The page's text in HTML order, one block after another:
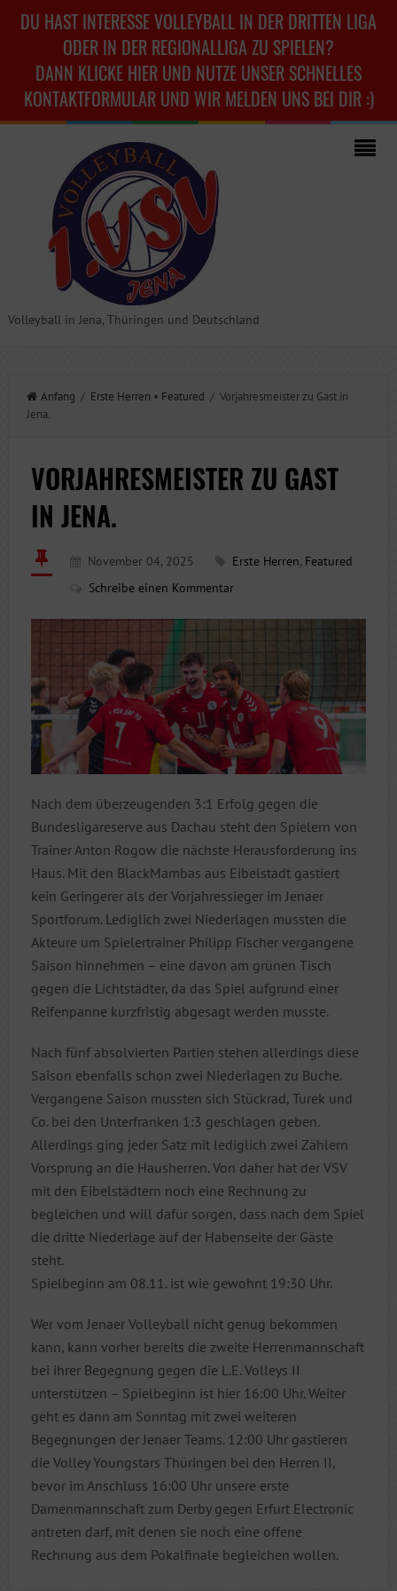
DU HAST INTERESSE VOLLEYBALL IN DER DRITTEN LIGA
ODER IN DER REGIONALLIGA ZU SPIELEN?
DANN KLICKE HIER UND NUTZE UNSER SCHNELLES
KONTAKTFORMULAR UND WIR MELDEN UNS BEI DIR :)
Volleyball in Jena, Thüringen und Deutschland
Anfang / Erste Herren • Featured / Vorjahresmeister zu Gast in
Jena.
VORJAHRESMEISTER ZU GAST
IN JENA.
November 04, 2025 Erste Herren, Featured
Schreibe einen Kommentar
Nach dem überzeugenden 3:1 Erfolg gegen die
Bundesligareserve aus Dachau steht den Spielern von
Trainer Anton Rogow die nächste Herausforderung ins
Haus. Mit den BlackMambas aus Eibelstadt gastiert
kein Geringerer als der Vorjahressieger im Jenaer
Sportforum. Lediglich zwei Niederlagen mussten die
Akteure um Spielertrainer Philipp Fischer vergangene
Saison hinnehmen – eine davon am grünen Tisch
gegen die Lichtstädter, da das Spiel aufgrund einer
Reifenpanne kurzfristig abgesagt werden musste.
Nach fünf absolvierten Partien stehen allerdings diese
Saison ebenfalls schon zwei Niederlagen zu Buche.
Vergangene Saison mussten sich Stückrad, Turek und
Co. bei den Unterfranken 1:3 geschlagen geben.
Allerdings ging jeder Satz mit lediglich zwei Zählern
Vorsprung an die Hausherren. Von daher hat der VSV
mit den Eibelstädtern noch eine Rechnung zu
begleichen und will dafür sorgen, dass nach dem Spiel
die dritte Niederlage auf der Habenseite der Gäste
steht.
Spielbeginn am 08.11. ist wie gewohnt 19:30 Uhr.
Wer vom Jenaer Volleyball nicht genug bekommen
kann, kann vorher bereits die zweite Herrenmannschaft
bei ihrer Begegnung gegen die L.E. Volleys II
unterstützen – Spielbeginn ist hier 16:00 Uhr. Weiter
geht es dann am Sonntag mit zwei weiteren
Begegnungen der Jenaer Teams. 12:00 Uhr gastieren
die Volley Youngstars Thüringen bei den Herren II,
bevor im Anschluss 16:00 Uhr unsere erste
Damenmannschaft zum Derby gegen Erfurt Electronic
antreten darf, mit denen sie noch eine offene
Rechnung aus dem Pokalfinale begleichen wollen.